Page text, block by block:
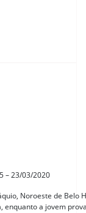
– 23/03/2020
Noroeste de Belo
a jovem